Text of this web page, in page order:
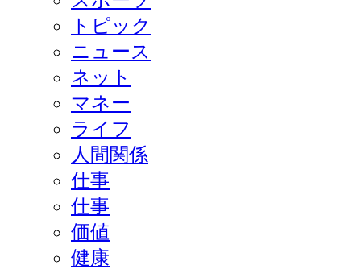
トピック
ニュース
ネット
マネー
ライフ
人間関係
仕事
仕事
価値
健康